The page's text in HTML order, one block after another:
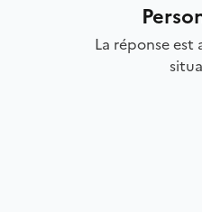
La réponse